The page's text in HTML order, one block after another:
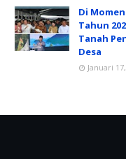
Di
Tahun
Tanah
Desa
Januari